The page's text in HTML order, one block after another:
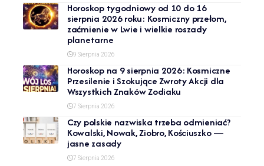
Horoskop tygodniowy od 10 do 16
sierpnia 2026 roku: Kosmiczny przełom,
zaćmienie w Lwie i wielkie roszady
planetarne
9 Sierpnia 2026
Horoskop na 9 sierpnia 2026: Kosmiczne
Przesilenie i Szokujące Zwroty Akcji dla
Wszystkich Znaków Zodiaku
7 Sierpnia 2026
Czy polskie nazwiska trzeba odmieniać?
Kowalski, Nowak, Ziobro, Kościuszko —
jasne zasady
7 Sierpnia 2026